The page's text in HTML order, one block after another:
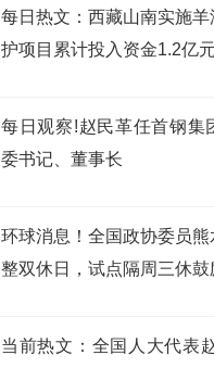
每日热文：西藏山南实施
护项目累计投入资金1.2亿元
每日观察!赵民革任首钢集
委书记、董事长
环球消息！全国政协委员熊
整双休日，试点隔周三休鼓
当前热文：全国人大代表